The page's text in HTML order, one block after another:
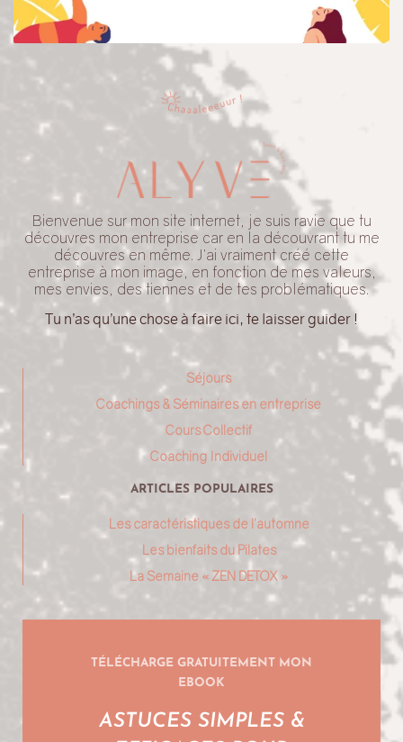
Bienvenue sur mon site internet, je suis ravie que tu
découvres mon entreprise car en la découvrant tu me
découvres en même. J’ai vraiment créé cette
entreprise à mon image, en fonction de mes valeurs,
mes envies, des tiennes et de tes problématiques.
Tu n’as qu’une chose à faire ici, te laisser guider !
Séjours
Coachings & Séminaires en entreprise
Cours Collectif
ARTICLES POPULAIRES
Les caractéristiques de l’automne
Les bienfaits du Pilates
La Semaine « ZEN DETOX »